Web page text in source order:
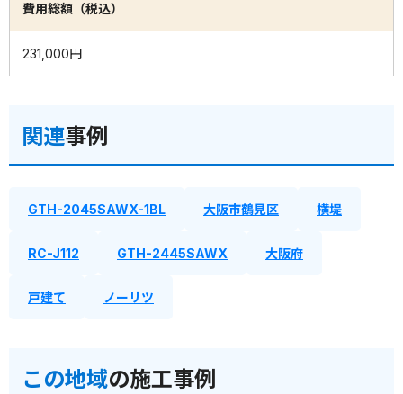
費用総額（税込）
231,000円
関連事例
GTH-2045SAWX-1BL 大阪市鶴見区 横堤
RC-J112 GTH-2445SAWX 大阪府
戸建て ノーリツ
この地域の施工事例